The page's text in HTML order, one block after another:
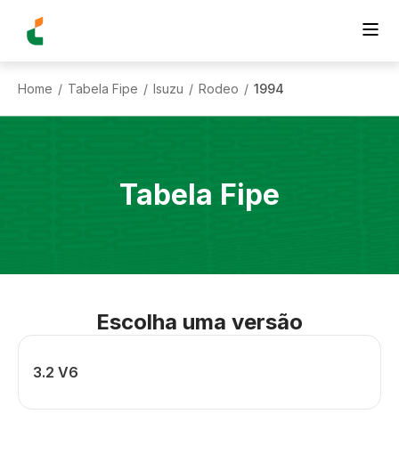
Home / Tabela Fipe / Isuzu / Rodeo / 1994
Tabela Fipe
Escolha uma versão
3.2 V6